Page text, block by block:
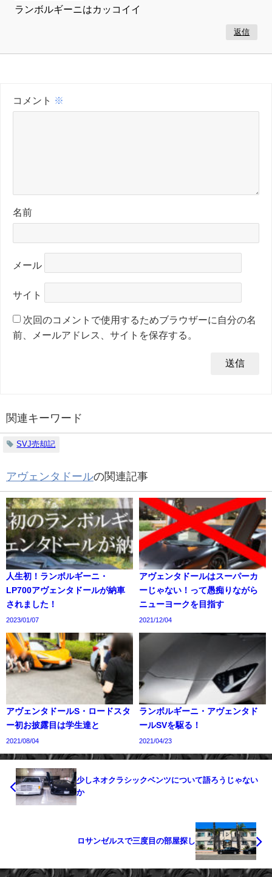
ランボルギーニはカッコイイ
返信
コメント ※
名前
メール
サイト
次回のコメントで使用するためブラウザーに自分の名
前、メールアドレス、サイトを保存する。
関連キーワード
SVJ売却記
アヴェンタドールの関連記事
人生初！ランボルギーニ・
LP700アヴェンタドールが納車
されました！
2023/01/07
アヴェンタドールはスーパーカ
ーじゃない！って愚痴りながら
ニューヨークを目指す
2021/12/04
アヴェンタドールS・ロードスタ
ー初お披露目は学生達と
2021/08/04
ランボルギーニ・アヴェンタド
ールSVを駆る！
2021/04/23
少しネオクラシックベンツについて語ろうじゃない
か
ロサンゼルスで三度目の部屋探し